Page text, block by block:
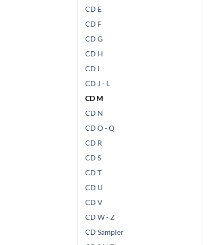
CD E
CD F
CD G
CD H
CD I
CD J - L
CD M
CD N
CD O - Q
CD R
CD S
CD T
CD U
CD V
CD W - Z
CD Sampler